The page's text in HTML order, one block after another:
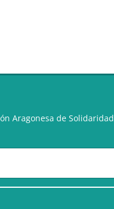
Aragonesa de Solidaridad